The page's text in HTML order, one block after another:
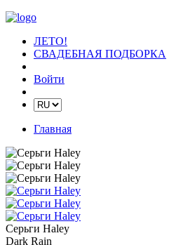
ЛЕТО!
СВАДЕБНАЯ ПОДБОРКА
Войти
Главная
Серьги Haley
Dark Rain